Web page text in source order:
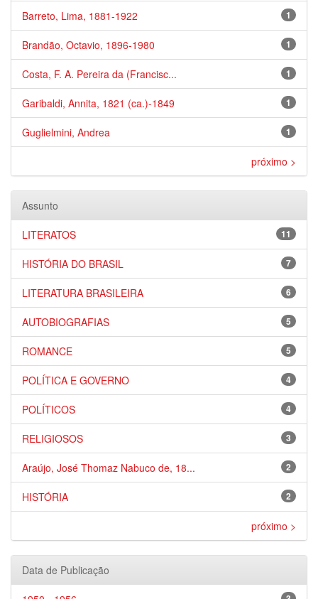
1
Barreto, Lima, 1881-1922
1
Brandão, Octavio, 1896-1980
1
Costa, F. A. Pereira da (Francisc...
1
Garibaldi, Annita, 1821 (ca.)-1849
1
Guglielmini, Andrea
próximo >
Assunto
11
LITERATOS
7
HISTÓRIA DO BRASIL
6
LITERATURA BRASILEIRA
5
AUTOBIOGRAFIAS
5
ROMANCE
4
POLÍTICA E GOVERNO
4
POLÍTICOS
3
RELIGIOSOS
2
Araújo, José Thomaz Nabuco de, 18...
2
HISTÓRIA
próximo >
Data de Publicação